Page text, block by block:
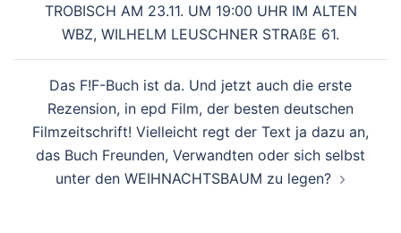
TROBISCH AM 23.11. UM 19:00 UHR IM ALTEN
WBZ, WILHELM LEUSCHNER STRAßE 61.
Das F!F-Buch ist da. Und jetzt auch die erste
Rezension, in epd Film, der besten deutschen
Filmzeitschrift! Vielleicht regt der Text ja dazu an,
das Buch Freunden, Verwandten oder sich selbst
unter den WEIHNACHTSBAUM zu legen?